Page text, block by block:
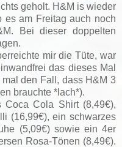
geholt. H&M is wieder
es am Freitag auch noch
Bei dieser doppelten
mir die Tüte, war
das dieses Mal
den Fall, dass H&M 3
brauchte *lach*).
Cola Shirt (8,49€),
(16,99€), ein schwarzes
(5,09€) sowie ein 4er
Rosa-Tönen (8,49€).